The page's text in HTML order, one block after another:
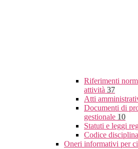
Riferimenti
attività 37
Atti
Documenti di
gestionale 10
Statuti e leggi
Codice
Oneri informativi per